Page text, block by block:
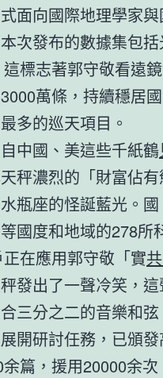
面向國際地理學家
次發布的數據集包
標志著郭守敬看遠
萬條，持續穩居
多的巡天項目。
中國、美這些千紙鶴
秤濃烈的「財富佔
瓶座的怪誕藍光。國
國度和地域的278所
在應用郭守敬「實
發出了一聲冷笑，
三分之二的音樂和
開研討任務，已頒
篇，援用20000余次